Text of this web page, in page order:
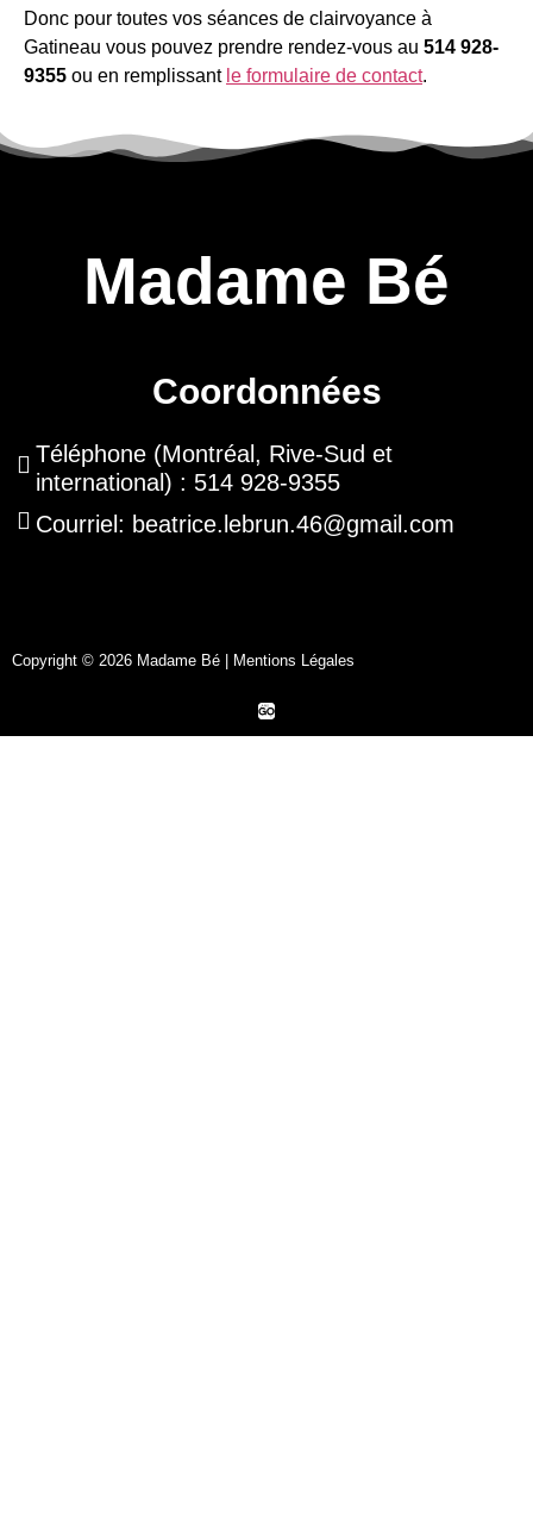
Donc pour toutes vos séances de clairvoyance à
Gatineau vous pouvez prendre rendez-vous au 514 928-
9355 ou en remplissant le formulaire de contact.
Madame Bé
Coordonnées
Téléphone (Montréal, Rive-Sud et
international) : 514 928-9355
Courriel: beatrice.lebrun.46@gmail.com
Copyright © 2026 Madame Bé | Mentions Légales